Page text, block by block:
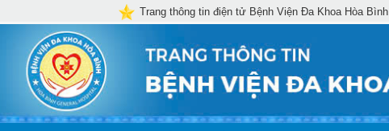
Trang thông tin điện tử Bệnh Viện Đa Khoa Hòa Bình